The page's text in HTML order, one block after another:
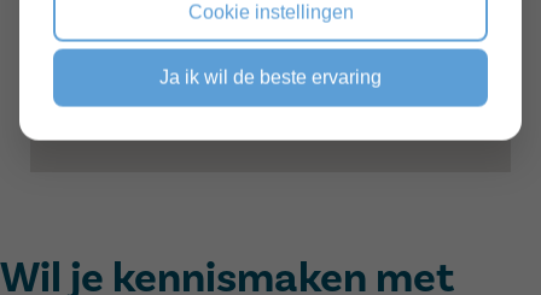
Wil je kennismaken met
Cookie instellingen
Ja ik wil de beste ervaring